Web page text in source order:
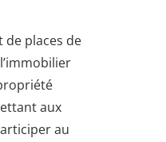
de places de
aux
au